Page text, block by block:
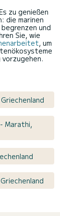
zu genießen
die marinen
und
Sie, wie
, um
Marathi,